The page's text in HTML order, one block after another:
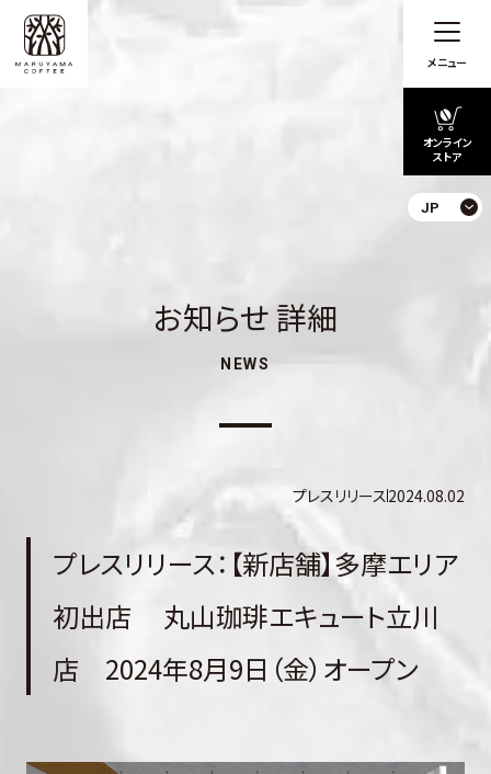
メニュー
オンライン
ストア
JP
お知らせ 詳細
NEWS
プレスリリース2024.08.02
プレスリリース：【新店舗】多摩エリア
初出店 丸山珈琲エキュート立川
店 2024年8月9日（金）オープン